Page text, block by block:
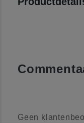
Geen